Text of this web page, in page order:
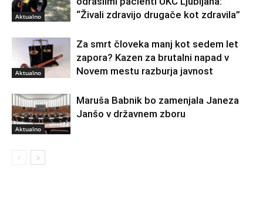
Aktualno
“Živali zdravijo drugače kot zdravila”
Aktualno
Za smrt človeka manj kot sedem let
zapora? Kazen za brutalni napad v
Novem mestu razburja javnost
Aktualno
Maruša Babnik bo zamenjala Janeza
Janšo v državnem zboru